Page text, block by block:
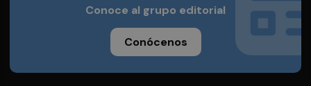
Conoce al grupo editorial
Conócenos